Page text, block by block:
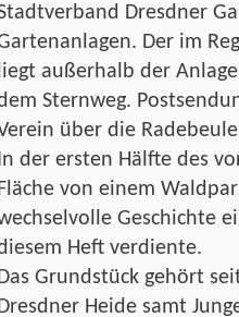
Dresdner
Der im
liegt außerhalb der
Sternweg.
über die
In der ersten Hälfte des
Fläche von einem
Geschichte
Heft verdiente.
Das Grundstück gehört
Dresdner Heide samt